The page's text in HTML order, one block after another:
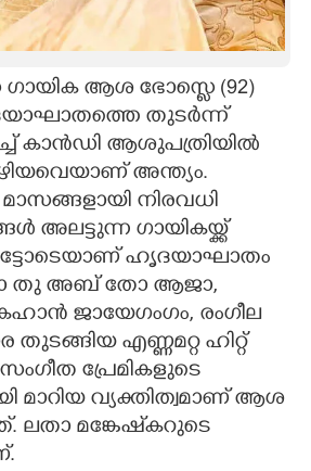
ആശ ഭോസ്ലെ (92)
തുടർന്ന്
കാൻഡി ആശുപത്രിയിൽ
അന്ത്യം.
നിരവധി
അലട്ടുന്ന ഗായികയ്ക്ക്
ഹൃദയാഘാതം
തു അബ് തോ ആജാ,
ജായേഗംഗം, രംഗീല
തുടങ്ങിയ എണ്ണമറ്റ ഹിറ്റ്
പ്രേമികളുടെ
മാറിയ വ്യക്തിത്വമാണ് ആശ
ലതാ മങ്കേഷ്‌കറുടെ